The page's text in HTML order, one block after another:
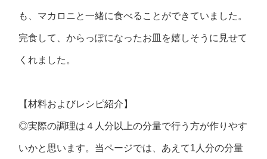
も、マカロニと一緒に食べることができていました。
完食して、からっぽになったお皿を嬉しそうに見せて
くれました。
【材料およびレシピ紹介】
◎実際の調理は４人分以上の分量で行う方が作りやす
いかと思います。当ページでは、あえて1人分の分量